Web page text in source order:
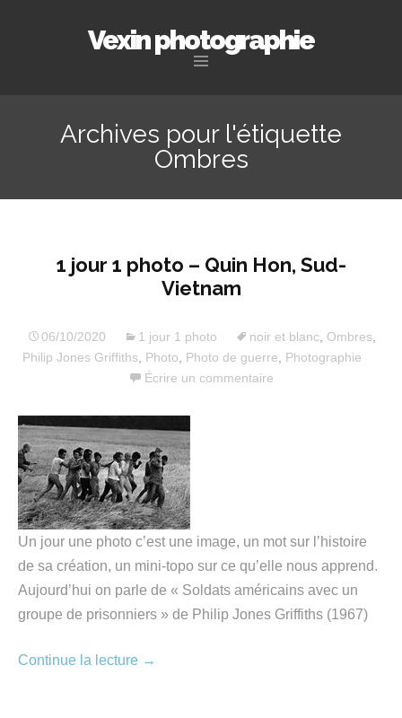
Vexin photographie
contenu
principal
Archives pour l'étiquette
Ombres
1 jour 1 photo – Quin Hon, Sud-
Vietnam
06/10/2020 1 jour 1 photo noir et blanc, Ombres
Philip Jones Griffiths
Photo Photo de guerre
Photographie
Écrire un commentaire
Un jour une photo c’est une image, un mot sur l’histoire
de sa création, un mini-topo sur ce qu’elle nous apprend.
Aujourd’hui on parle de « Soldats américains avec un
groupe de prisonniers » de Philip Jones Griffiths (1967)
Continue la lecture →